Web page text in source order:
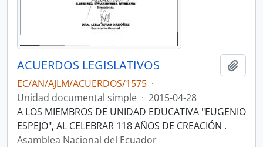
ACUERDOS LEGISLATIVOS
EC/AN/AJLM/ACUERDOS/1575 ·
Unidad documental simple · 2015-04-28
A LOS MIEMBROS DE UNIDAD EDUCATIVA "EUGENIO
ESPEJO", AL CELEBRAR 118 AÑOS DE CREACIÓN .
Asamblea Nacional del Ecuador